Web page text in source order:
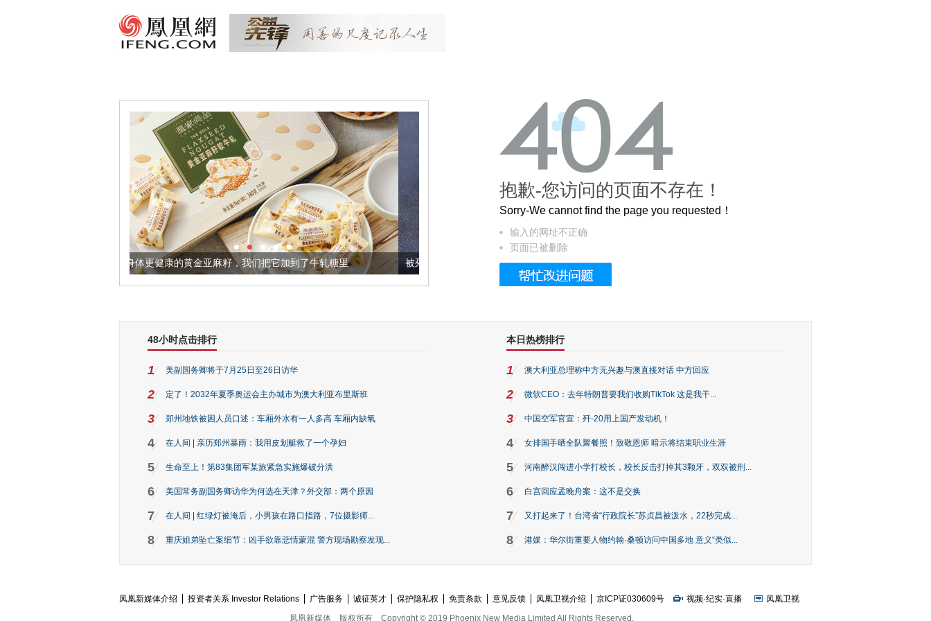
让身体更健康的黄金亚麻籽，我们把它加到了牛轧糖里 被列入佛家七宝的它到底有多美？
抱歉-您访问的页面不存在！
Sorry-We cannot find the page you requested！
输入的网址不正确
页面已被删除
48小时点击排行
1 美副国务卿将于7月25日至26日访华
2 定了！2032年夏季奥运会主办城市为澳大利亚布里斯班
3 郑州地铁被困人员口述：车厢外水有一人多高 车厢内缺氧
4 在人间 | 亲历郑州暴雨：我用皮划艇救了一个孕妇
5 生命至上！第83集团军某旅紧急实施爆破分洪
6 美国常务副国务卿访华为何选在天津？外交部：两个原因
7 在人间 | 红绿灯被淹后，小男孩在路口指路，7位摄影师...
8 重庆姐弟坠亡案细节：凶手欲靠悲情蒙混 警方现场勘察发现...
本日热榜排行
1 澳大利亚总理称中方无兴趣与澳直接对话 中方回应
2 微软CEO：去年特朗普要我们收购TikTok 这是我干...
3 中国空军官宣：歼-20用上国产发动机！
4 女排国手晒全队聚餐照！致敬恩师 暗示将结束职业生涯
5 河南醉汉闯进小学打校长，校长反击打掉其3颗牙，双双被刑...
6 白宫回应孟晚舟案：这不是交换
7 又打起来了！台湾省“行政院长”苏贞昌被泼水，22秒完成...
8 港媒：华尔街重要人物约翰·桑顿访问中国多地 意义“类似...
凤凰新媒体介绍 投资者关系 Investor Relations 广告服务 诚征英才 保护隐私权 免责条款 意见反馈 凤凰卫视介绍 京ICP证030609号 视频·纪实·直播
凤凰卫视
凤凰新媒体
版权所有 Copyright © 2019 Phoenix New Media Limited All Rights Reserved.